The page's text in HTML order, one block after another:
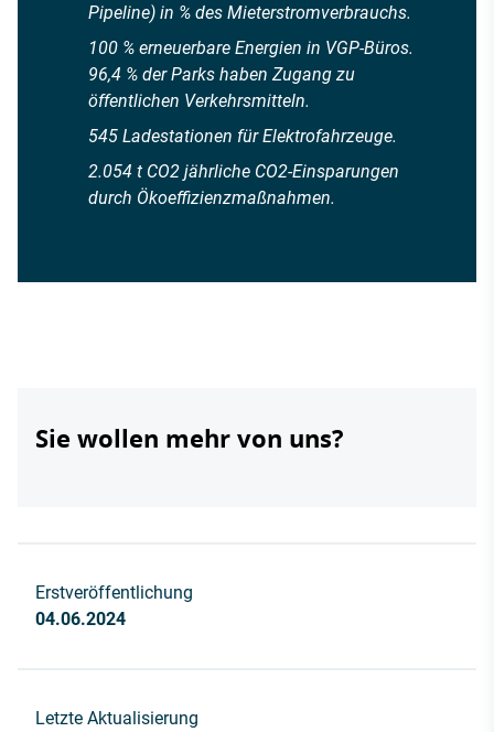
Pipeline) in % des Mieterstromverbrauchs.
100 % erneuerbare Energien in VGP-Büros.
96,4 % der Parks haben Zugang zu
öffentlichen Verkehrsmitteln.
545 Ladestationen für Elektrofahrzeuge.
2.054 t CO2 jährliche CO2-Einsparungen
durch Ökoeffizienzmaßnahmen.
Sie wollen mehr von uns?
Erstveröffentlichung
04.06.2024
Letzte Aktualisierung